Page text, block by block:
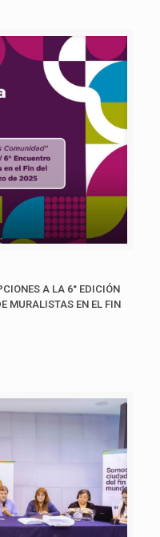
A LA 6° EDICIÓN
MURALISTAS EN EL FIN